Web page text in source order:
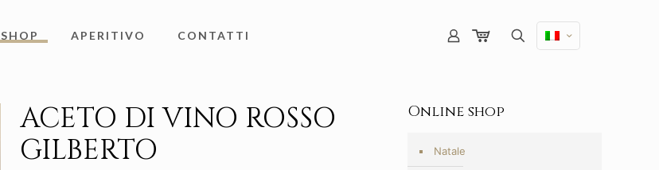
SHOP APERITIVO CONTATTI
ACETO DI VINO ROSSO
GILBERTO
Online shop
Natale